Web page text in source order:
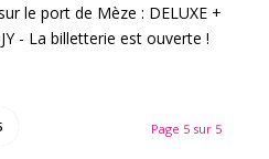
le port de Mèze : DELUXE +
- La billetterie est ouverte !
Page 5 sur 5